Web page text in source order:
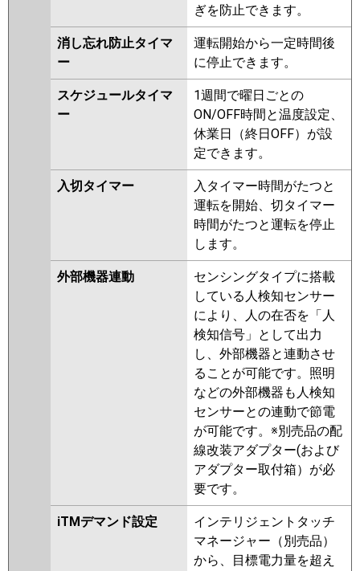
ぎを防止できます。
消し忘れ防止タイマ
ー
運転開始から一定時間後
に停止できます。
スケジュールタイマ
ー
1週間で曜日ごとの
ON/OFF時間と温度設定、
休業日（終日OFF）が設
定できます。
入切タイマー
入タイマー時間がたつと
運転を開始、切タイマー
時間がたつと運転を停止
します。
外部機器連動
センシングタイプに搭載
している人検知センサー
により、人の在否を「人
検知信号」として出力
し、外部機器と連動させ
ることが可能です。照明
などの外部機器も人検知
センサーとの連動で節電
が可能です。※別売品の配
線改装アダプター(および
アダプター取付箱）が必
要です。
iTMデマンド設定
インテリジェントタッチ
マネージャー（別売品）
から、目標電力量を超え